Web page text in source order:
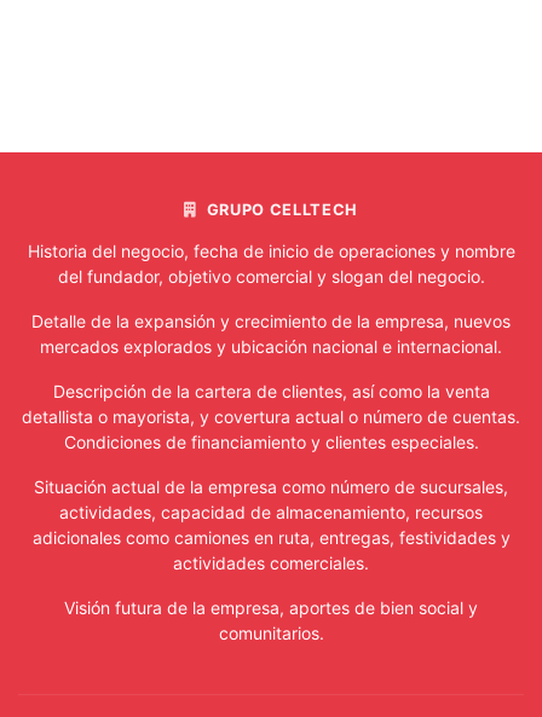
GRUPO CELLTECH
Historia del negocio, fecha de inicio de operaciones y nombre
del fundador, objetivo comercial y slogan del negocio.
Detalle de la expansión y crecimiento de la empresa, nuevos
mercados explorados y ubicación nacional e internacional.
Descripción de la cartera de clientes, así como la venta
detallista o mayorista, y covertura actual o número de cuentas.
Condiciones de financiamiento y clientes especiales.
Situación actual de la empresa como número de sucursales,
actividades, capacidad de almacenamiento, recursos
adicionales como camiones en ruta, entregas, festividades y
actividades comerciales.
Visión futura de la empresa, aportes de bien social y
comunitarios.